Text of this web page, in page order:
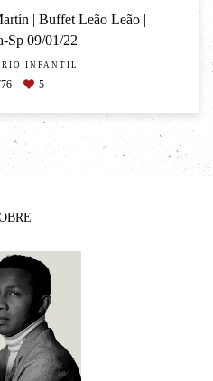
| Buffet Leão Leão |
Sp 09/01/22
INFANTIL
5